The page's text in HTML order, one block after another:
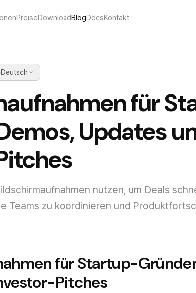
PreiseDownloadBlogDocsKontakt
Deutsch
für
Updates
nutzen, um Deals
Teams zu koordinieren und
für Startup-
Pitches